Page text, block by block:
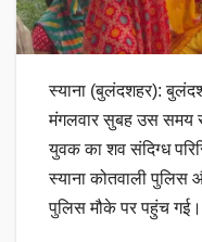
स्याना (बुलंदशहर):
मंगलवार सुबह उस समय
युवक का शव संदिग्ध
स्याना कोतवाली पुलिस
पुलिस मौके पर पहुंच गई।